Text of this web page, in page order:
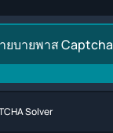
ยบายพาส Captcha
Solver